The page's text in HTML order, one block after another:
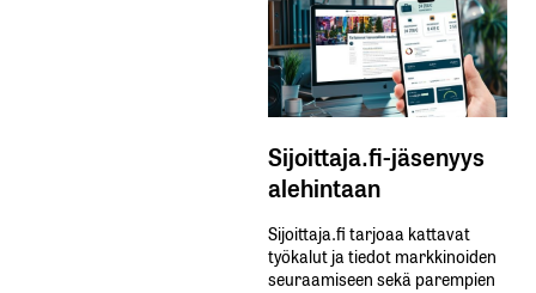
Sijoittaja.fi-jäsenyys
alehintaan
Sijoittaja.fi tarjoaa kattavat
työkalut ja tiedot markkinoiden
seuraamiseen sekä parempien